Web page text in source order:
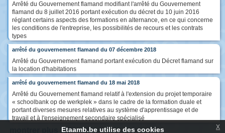
Arrêté du Gouvernement flamand modifiant l'arrêté du Gouvernement
flamand du 8 juillet 2016 portant exécution du décret du 10 juin 2016
réglant certains aspects des formations en alternance, en ce qui concerne
les conditions de l'entreprise, les possibilités de recours et les contrats
types
arrêté du gouvernement flamand du 07 décembre 2018
Arrêté du Gouvernement flamand portant exécution du Décret flamand sur
la location d'habitations
arrêté du gouvernement flamand du 18 mai 2018
Arrêté du Gouvernement flamand relatif à l'extension du projet temporaire
« schoolbank op de werkplek » dans le cadre de la formation duale et
portant diverses mesures relatives au système d'apprentissage et de
travail et à l'enseignement secondaire spécialisé
montrer plus (3)Etaamb.be utilise des cookies x